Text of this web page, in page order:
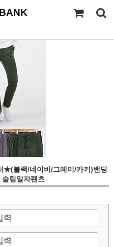
★(블랙/네이비/그레이/카키)밴딩
슬림일자팬츠